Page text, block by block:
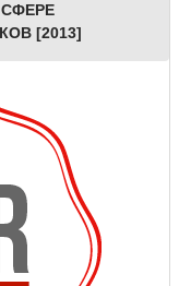
[2013]